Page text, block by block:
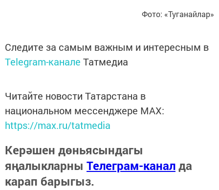
Фото: «Туганайлар»
Следите за самым важным и интересным в
Telegram-канале Татмедиа
Читайте новости Татарстана в
национальном мессенджере MАХ:
https://max.ru/tatmedia
Керәшен дөньясындагы
яңалыкларны Телеграм-каналда
карап барыгыз.